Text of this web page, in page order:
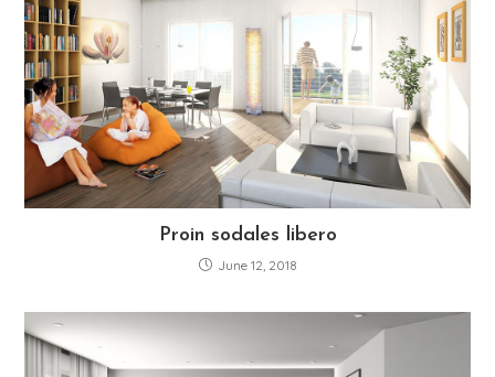
Proin sodales libero
June 12, 2018